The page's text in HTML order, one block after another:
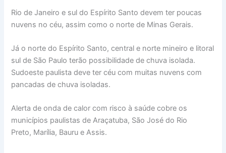
Rio de Janeiro e sul do Espírito Santo devem ter poucas
nuvens no céu, assim como o norte de Minas Gerais.
Já o norte do Espírito Santo, central e norte mineiro e litoral
sul de São Paulo terão possibilidade de chuva isolada.
Sudoeste paulista deve ter céu com muitas nuvens com
pancadas de chuva isoladas.
Alerta de onda de calor com risco à saúde cobre os
municípios paulistas de Araçatuba, São José do Rio
Preto, Marília, Bauru e Assis.